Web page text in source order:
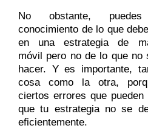
No obstante,
conocimiento de lo que
en una estrategia de
móvil pero no de lo que no
hacer. Y es importante,
cosa como la otra,
ciertos errores que
que tu estrategia no se
eficientemente.